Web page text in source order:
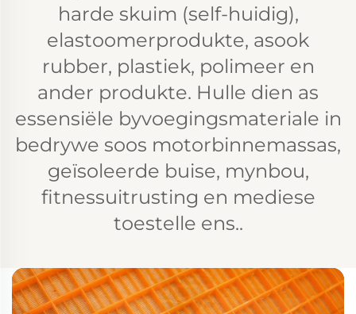
harde skuim (self-huidig),
elastoomerprodukte, asook
rubber, plastiek, polimeer en
ander produkte. Hulle dien as
essensiële byvoegingsmateriale in
bedrywe soos motorbinnemassas,
geïsoleerde buise, mynbou,
fitnessuitrusting en mediese
toestelle ens..